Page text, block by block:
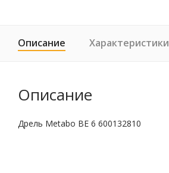
Описание Характеристики
Описание
Дрель Metabo BE 6 600132810